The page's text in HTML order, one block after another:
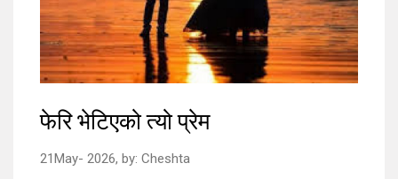
फेरि भेटिएको त्यो प्रेम
21May- 2026, by: Cheshta